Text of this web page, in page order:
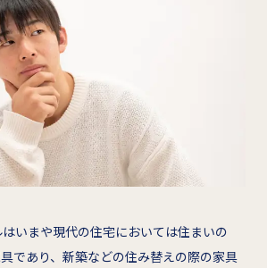
いまや現代の住宅においては住まいの
具であり、新築などの住み替えの際の家具